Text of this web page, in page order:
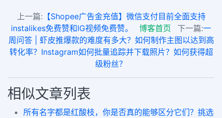
上一篇: 【Shopee广告金充值】微信支付目前全面支持
instalikes免费赞和IG视频免费赞。
博客首页 下一篇:一
周问答 | 虾皮推爆款的难度有多大？如何制作主图以达到高
转化率？Instagram如何批量追踪并下载照片？如何获得超
级粉丝？
相似文章列表
所有名字都是红酸枝，你是否真的能够区分它们？挑选